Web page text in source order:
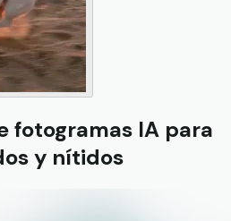
fotogramas IA para
y nítidos